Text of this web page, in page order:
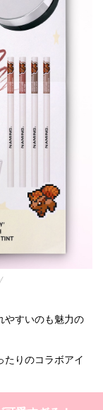
やすいのも魅力の
たりのコラボアイ